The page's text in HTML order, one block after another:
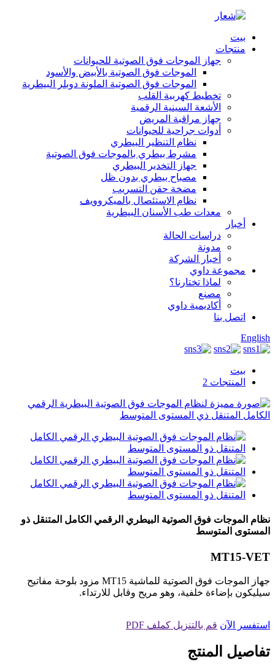
بيت
منتجات
جهاز الموجات فوق الصوتية للحيوانات
الموجات فوق الصوتية بالأبيض والأسود
الموجات فوق الصوتية الملونة دوبلر البيطرية
تخطيط كهربية القلب
الأشعة السينية الرقمية
جهاز مراقبة المريض
أدوات جراحية للحيوانات
نظام التنظير البيطري
مشرط بيطري بالموجات فوق الصوتية
جهاز التخدير البيطري
مصباح بيطري بدون ظل
مضخة حقن التسريب
نظام الاستئصال بالميكروويف
معدات طب الأسنان البيطرية
أخبار
دراسات الحالة
مدونة
أخبار الشركة
مجموعة داوي
لماذا تختارنا؟
مصنع
أكاديمية داوي
اتصل بنا
English
بيت
المنتجات 2
نظام الموجات فوق الصوتية البيطري الرقمي الكامل المتنقل ذو
المستوى المتوسط
MT15-VET
جهاز الموجات فوق الصوتية للماشية MT15 مزود بلوحة مفاتيح
سيليكون بإضاءة خلفية، وهو مريح وقابل للارتداء.
استفسر الآن قم بالتنزيل كملف PDF
تفاصيل المنتج